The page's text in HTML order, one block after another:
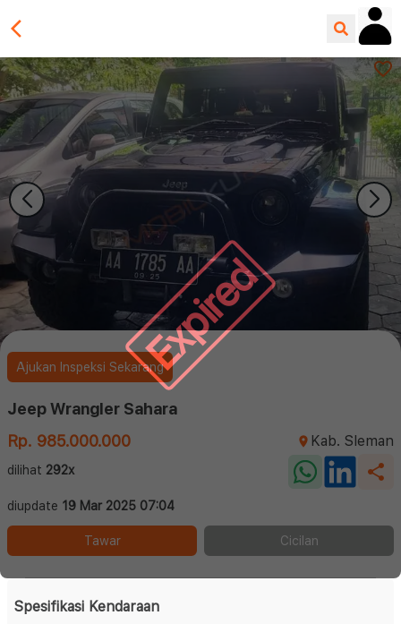
Expired
Ajukan Inspeksi Sekarang
Jeep Wrangler Sahara
Rp. 985.000.000
Kab. Sleman
dilihat 292x
diupdate 19 Mar 2025 07:04
Tawar Cicilan
Spesifikasi Kendaraan